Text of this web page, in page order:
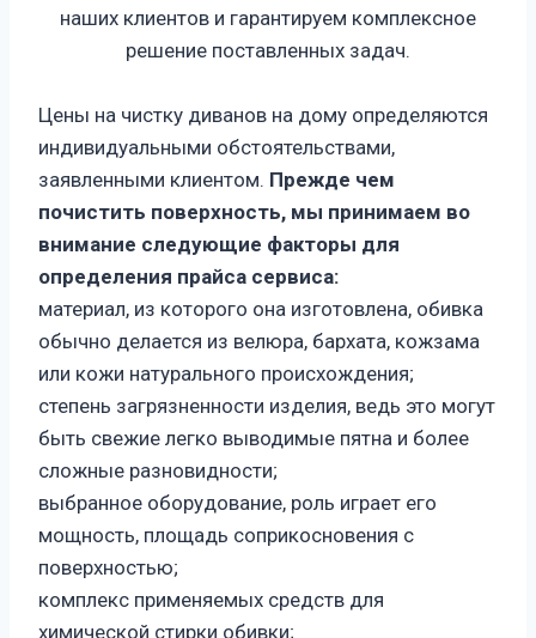
наших клиентов и гарантируем комплексное
решение поставленных задач.
Цены на чистку диванов на дому определяются
индивидуальными обстоятельствами,
заявленными клиентом. Прежде чем
почистить поверхность, мы принимаем во
внимание следующие факторы для
определения прайса сервиса:
материал, из которого она изготовлена, обивка
обычно делается из велюра, бархата, кожзама
или кожи натурального происхождения;
степень загрязненности изделия, ведь это могут
быть свежие легко выводимые пятна и более
сложные разновидности;
выбранное оборудование, роль играет его
мощность, площадь соприкосновения с
поверхностью;
комплекс применяемых средств для
химической стирки обивки;